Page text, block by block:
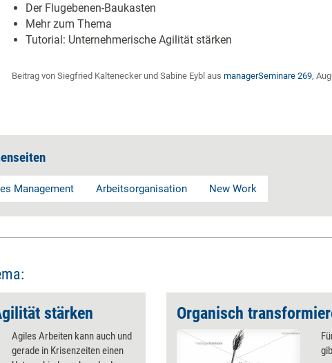
Der Flugebenen-Baukasten
Mehr zum Thema
Tutorial: Unternehmerische Agilität stärken
Beitrag von Siegfried Kaltenecker und Sabine Eybl aus managerSeminare 269,
Management Arbeitsorganisation New Work
stärken
Agiles Arbeiten kann auch und
gerade in Krisenzeiten einen
Organisch